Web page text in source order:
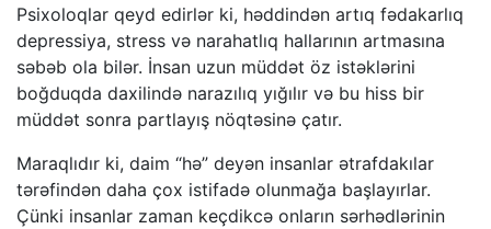
Psixoloqlar qeyd edirlər ki, həddindən artıq fədakarlıq
depressiya, stress və narahatlıq hallarının artmasına
səbəb ola bilər. İnsan uzun müddət öz istəklərini
boğduqda daxilində narazılıq yığılır və bu hiss bir
müddət sonra partlayış nöqtəsinə çatır.
Maraqlıdır ki, daim “hə” deyən insanlar ətrafdakılar
tərəfindən daha çox istifadə olunmağa başlayırlar.
Çünki insanlar zaman keçdikcə onların sərhədlərinin